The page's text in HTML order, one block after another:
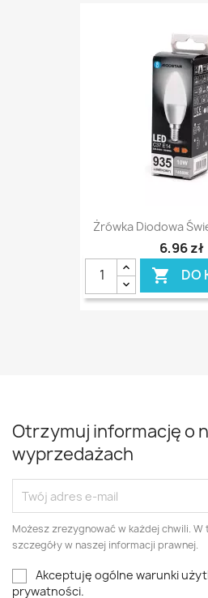
Żrówka Diodowa
6,96 zł
 DO
Otrzymuj informację o
wyprzedażach
Możesz zrezygnować w każdej chwili.
szczegóły w naszej informacji prawnej.
Akceptuję ogólne warunki
prywatności.